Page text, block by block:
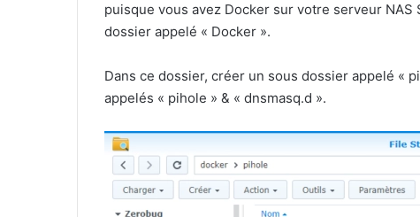
puisque vous avez Docker sur votre serveur
dossier appelé « Docker ».
Dans ce dossier, créer un sous dossier appelé «
appelés « pihole » & « dnsmasq.d ».